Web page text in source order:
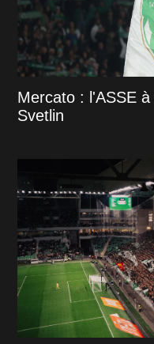
Mercato : l'ASSE
Svetlin